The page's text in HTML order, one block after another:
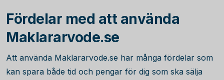
Fördelar med att använda
Maklararvode.se
Att använda Maklararvode.se har många fördelar som
kan spara både tid och pengar för dig som ska sälja